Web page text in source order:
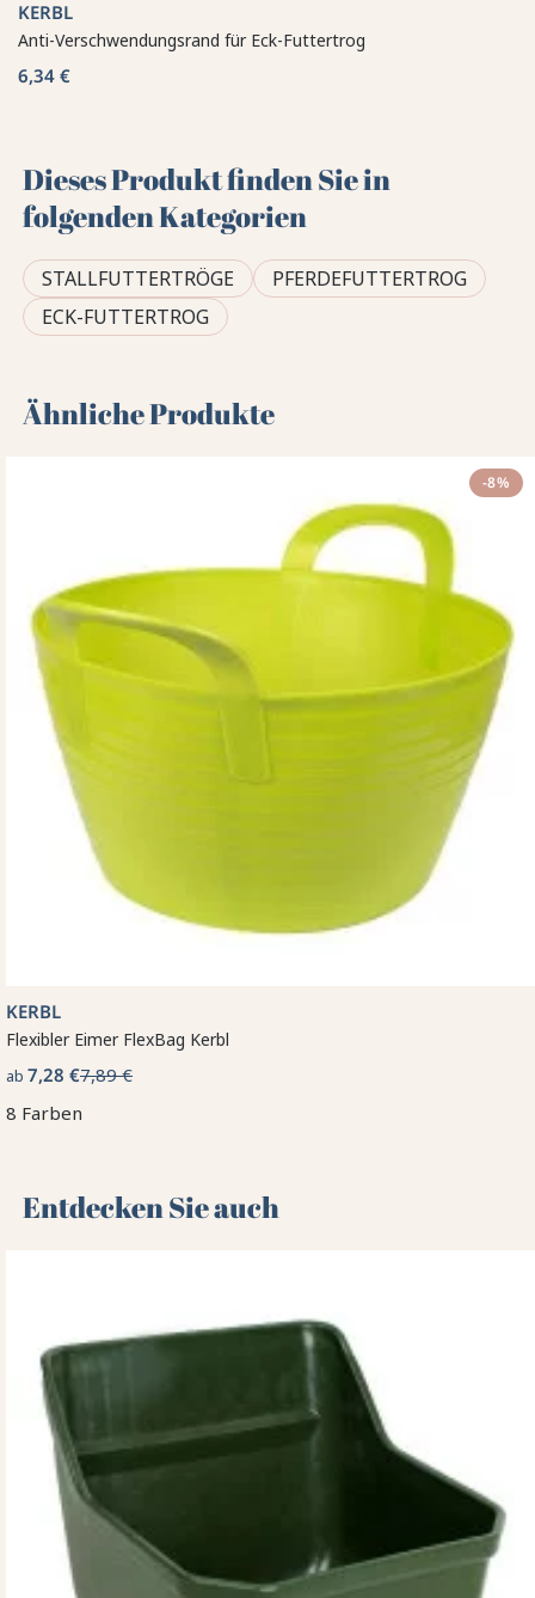
KERBL
Anti-Verschwendungsrand für Eck-Futtertrog
6,34 €
Dieses Produkt finden Sie in
folgenden Kategorien
STALLFUTTERTRÖGE
PFERDEFUTTERTROG
ECK-FUTTERTROG
Ähnliche Produkte
-8%
KERBL
Flexibler Eimer FlexBag Kerbl
ab 7,28 €7,89 €
8 Farben
Entdecken Sie auch 🌻